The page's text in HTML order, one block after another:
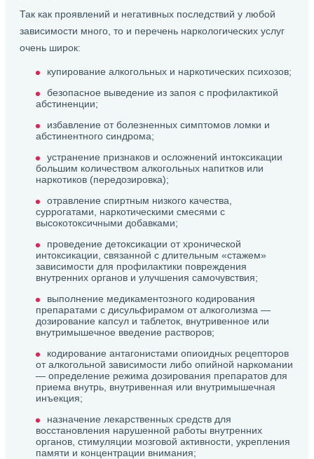
Так как проявлений и негативных последствий у любой
зависимости много, то и перечень наркологических услуг
очень широк:
купирование алкогольных и наркотических психозов;
безопасное выведение из запоя с профилактикой
абстиненции;
избавление от болезненных симптомов ломки и
абстинентного синдрома;
устранение признаков и осложнений интоксикации
большим количеством алкогольных напитков или
наркотиков (передозировка);
отравление спиртным низкого качества,
суррогатами, наркотическими смесями с
высокотоксичными добавками;
проведение детоксикации от хронической
интоксикации, связанной с длительным «стажем»
зависимости для профилактики повреждения
внутренних органов и улучшения самочувствия;
выполнение медикаментозного кодирования
препаратами с дисульфирамом от алкоголизма —
дозирование капсул и таблеток, внутривенное или
внутримышечное введение растворов;
кодирование антагонистами опиоидных рецепторов
от алкогольной зависимости либо опийной наркомании
— определение режима дозирования препаратов для
приема внутрь, внутривенная или внутримышечная
инъекция;
назначение лекарственных средств для
восстановления нарушенной работы внутренних
органов, стимуляции мозговой активности, укрепления
памяти и концентрации внимания;